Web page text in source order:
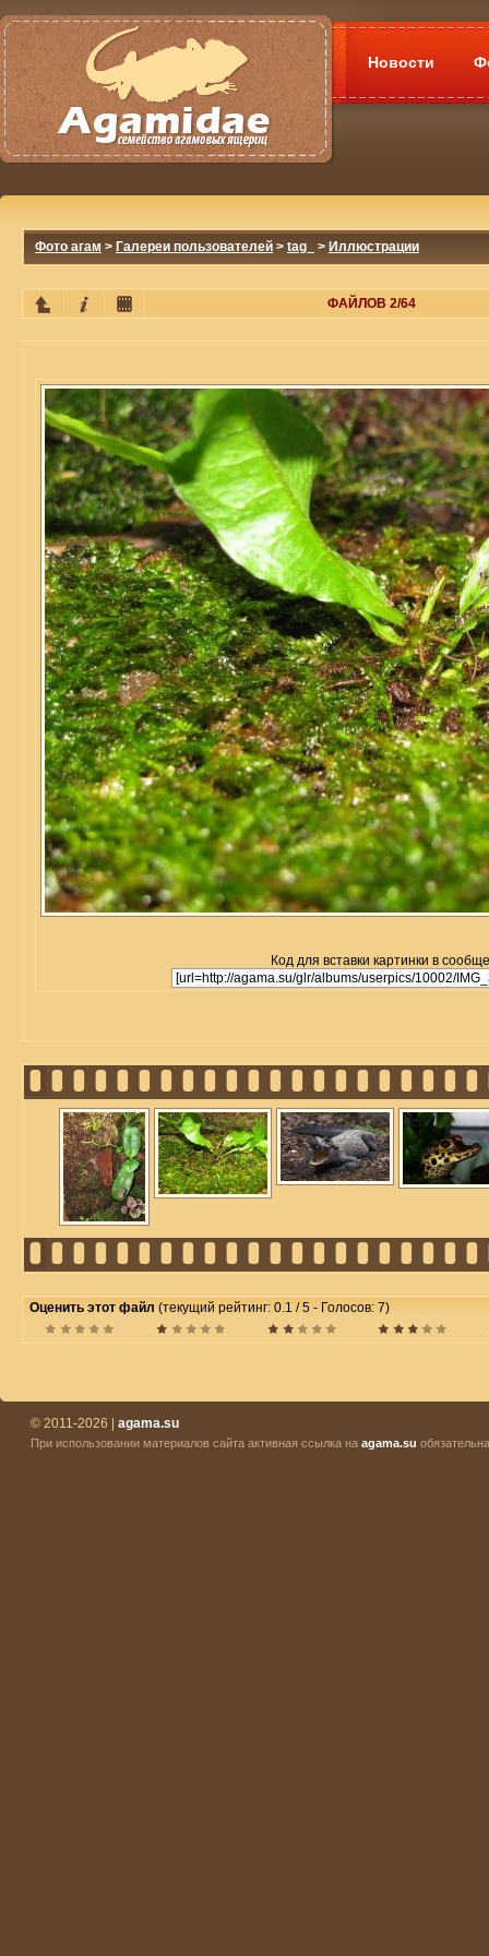
Новости
Фото агам > Галереи пользователей > tag_ > Иллюстрации
ФАЙЛОВ 2/64
Код для вставки картинки в
Оценить этот файл (текущий рейтинг: 0.1 / 5 - Голосов: 7)
© 2011-2026 | agama.su
При использовании материалов сайта активная ссылка на agama.su